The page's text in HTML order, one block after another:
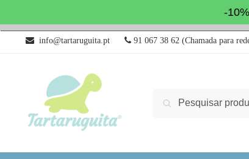
-
info@tartaruguita.pt 91 067 38 62 (Chamada para
Pesquisa